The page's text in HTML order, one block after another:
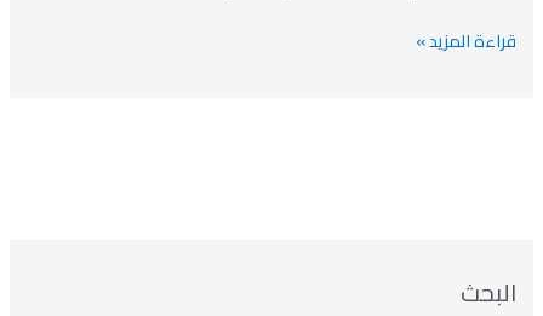
قراءة المزيد »
البحثلصلل